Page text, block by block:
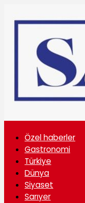
Özel haberler
Gastronomi
Türkiye
Dünya
Siyaset
Sarıyer